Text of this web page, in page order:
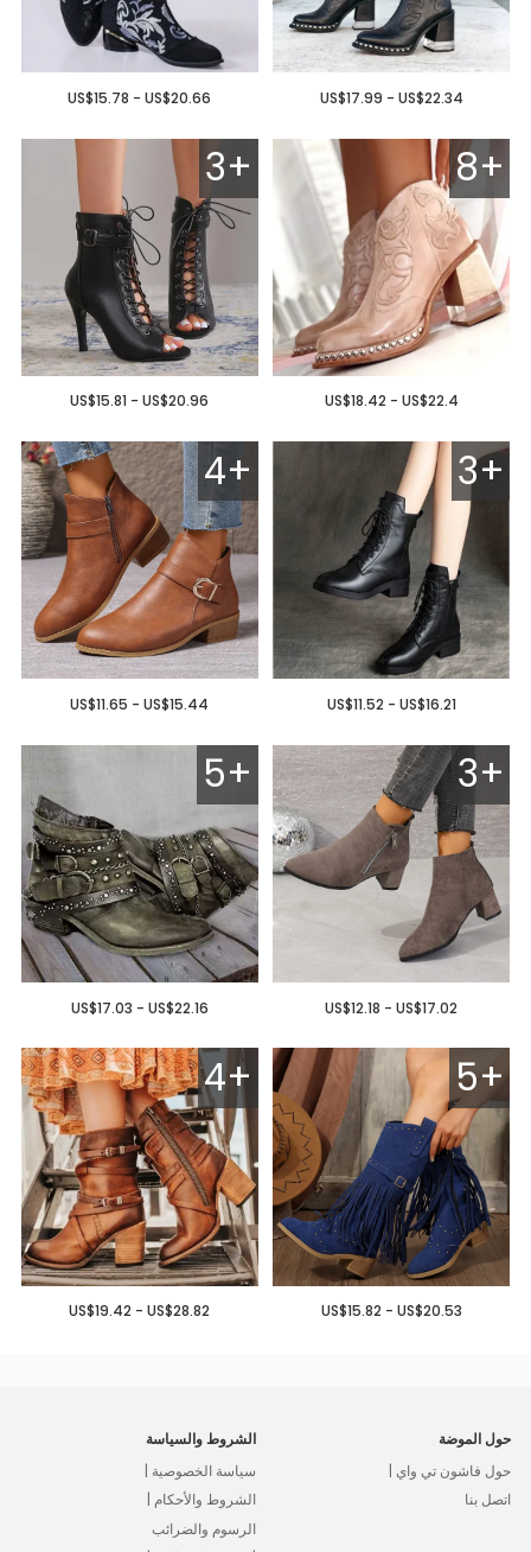
US$17.99 - US$22.34
US$15.78 - US$20.66
8+
US$18.42 - US$22.4
3+
US$15.81 - US$20.96
3+
US$11.52 - US$16.21
4+
US$11.65 - US$15.44
3+
US$12.18 - US$17.02
5+
US$17.03 - US$22.16
5+
US$15.82 - US$20.53
4+
US$19.42 - US$28.82
حول الموضة
حول فاشون تي واي |
اتصل بنا
الشروط والسياسة
سياسة الخصوصية |
الشروط والأحكام |
الرسوم والضرائب